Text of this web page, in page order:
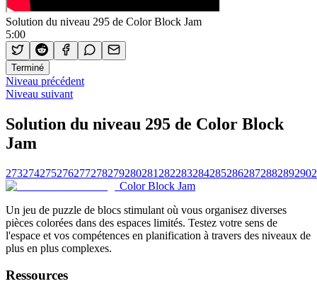
Solution du niveau 295 de Color Block Jam
5:00
Terminé
Niveau précédent
Niveau suivant
Solution du niveau 295 de Color Block
Jam
273274275276277278279280281 282283284285286287288289290
Color Block Jam
Un jeu de puzzle de blocs stimulant où vous organisez diverses
pièces colorées dans des espaces limités. Testez votre sens de
l'espace et vos compétences en planification à travers des niveaux de
plus en plus complexes.
Ressources